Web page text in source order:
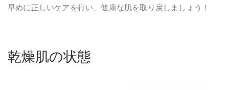
早めに正しいケアを行い、健康な肌を取り戻しましょう！
乾燥肌の状態